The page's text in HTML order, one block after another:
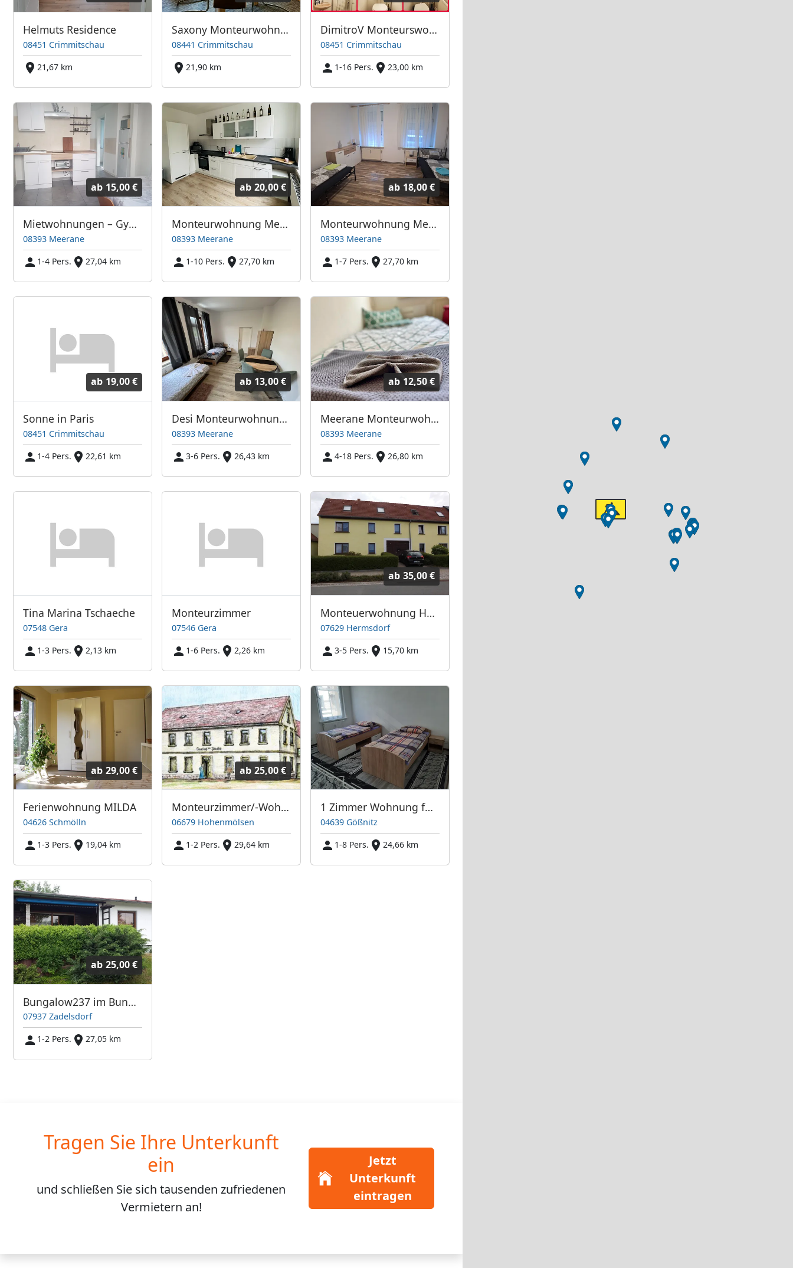
Helmuts Residence
08451 Crimmitschau
21,67 km
Saxony Monteurwohnungen
08441 Crimmitschau
21,90 km
DimitroV Monteurswohnungen - 15 Min VW/Zwickau
08451 Crimmitschau
1-16 Pers.
23,00 km
ab 15,00 €
Mietwohnungen – György Torma
08393 Meerane
1-4 Pers.
27,04 km
ab 20,00 €
Monteurwohnung Meerane
08393 Meerane
1-10 Pers.
27,70 km
ab 18,00 €
Monteurwohnung Meerane in ruhiger Wohnlage
08393 Meerane
1-7 Pers.
27,70 km
ab 19,00 €
Sonne in Paris
08451 Crimmitschau
1-4 Pers.
22,61 km
ab 13,00 €
Desi Monteurwohnungen
08393 Meerane
3-6 Pers.
26,43 km
ab 12,50 €
Meerane Monteurwohnungen
08393 Meerane
4-18 Pers.
26,80 km
Tina Marina Tschaeche
07548 Gera
1-3 Pers.
2,13 km
Monteurzimmer
07546 Gera
1-6 Pers.
2,26 km
ab 35,00 €
Monteuerwohnung Hermsdorf Thüringen
07629 Hermsdorf
3-5 Pers.
15,70 km
ab 29,00 €
Ferienwohnung MILDA
04626 Schmölln
1-3 Pers.
19,04 km
ab 25,00 €
Monteurzimmer/-Wohnung, Fremdenzimmer, Ferienwohnung in Jaucha
06679 Hohenmölsen
1-2 Pers.
29,64 km
1 Zimmer Wohnung für 2 Personen
04639 Gößnitz
1-8 Pers.
24,66 km
ab 25,00 €
Bungalow237 im Bungalowdorf Zadelsdorf am Zeulenrodaer Meer
07937 Zadelsdorf
1-2 Pers.
27,05 km
Tragen Sie Ihre Unterkunft
ein
und schließen Sie sichtausenden zufriedenen
Vermietern an!
Jetzt
Unterkunft
eintragen